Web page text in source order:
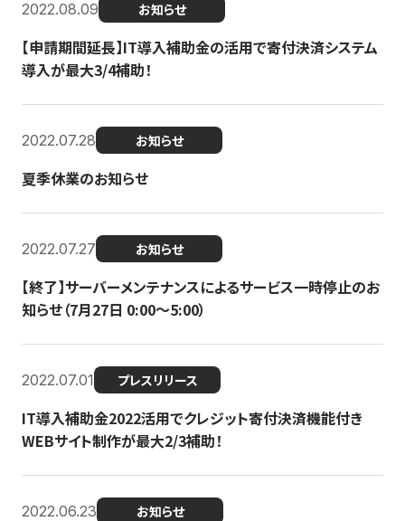
2022.08.09 お知らせ
【申請期間延長】IT導入補助金の活用で寄付決済システム
導入が最大3/4補助！
2022.07.28 お知らせ
夏季休業のお知らせ
2022.07.27 お知らせ
【終了】サーバーメンテナンスによるサービス一時停止のお
知らせ（7月27日 0:00〜5:00）
2022.07.01 プレスリリース
IT導入補助金2022活用でクレジット寄付決済機能付き
WEBサイト制作が最大2/3補助！
2022.06.23 お知らせ